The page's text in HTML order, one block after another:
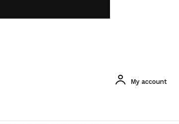
My account